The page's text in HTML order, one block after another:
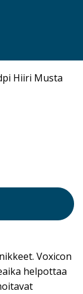
Voxicon
helpottaa